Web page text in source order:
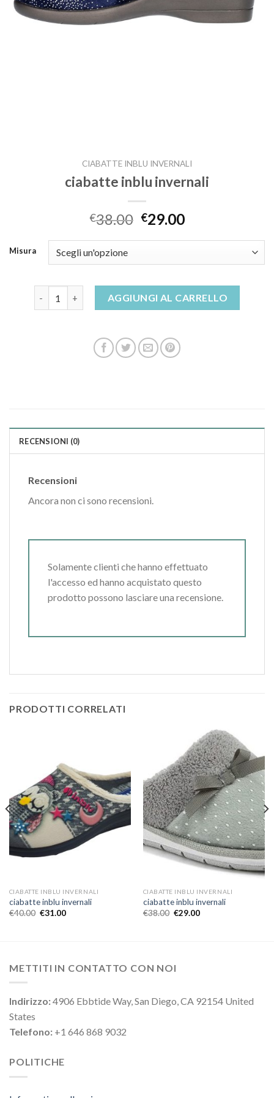
CIABATTE INBLU INVERNALI
ciabatte inblu invernali
€38.00 €29.00
Misura
AGGIUNGI AL CARRELLO
RECENSIONI (0)
Recensioni
Ancora non ci sono recensioni.
Solamente clienti che hanno effettuato
l'accesso ed hanno acquistato questo
prodotto possono lasciare una recensione.
PRODOTTI CORRELATI
CIABATTE INBLU INVERNALI
ciabatte inblu invernali
€40.00 €31.00
CIABATTE INBLU INVERNALI
ciabatte inblu invernali
€38.00 €29.00
METTITI IN CONTATTO CON NOI
Indirizzo:4906 Ebbtide Way, San Diego, CA 92154 United
States
Telefono: +1 646 868 9032
POLITICHE